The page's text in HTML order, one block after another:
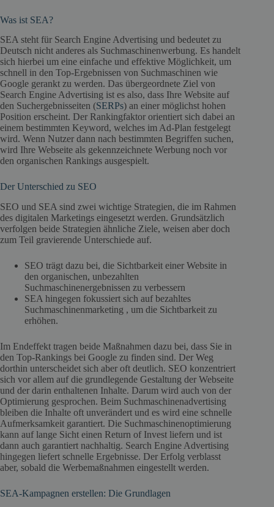
Was ist SEA?
SEA steht für Search Engine Advertising und bedeutet zu
Deutsch nicht anderes als Suchmaschinenwerbung. Es handelt
sich hierbei um eine einfache und effektive Möglichkeit, um
schnell in den Top-Ergebnissen von Suchmaschinen wie
Google gerankt zu werden. Das übergeordnete Ziel von
Search Engine Advertising ist es also, dass Ihre Website auf
den Suchergebnisseiten (SERPs) an einer möglichst hohen
Position erscheint. Der Rankingfaktor orientiert sich dabei an
einem bestimmten Keyword, welches im Ad-Plan festgelegt
wird. Wenn Nutzer dann nach bestimmten Begriffen suchen,
wird Ihre Webseite als gekennzeichnete Werbung noch vor
den organischen Rankings ausgespielt.
Der Unterschied zu SEO
SEO und SEA sind zwei wichtige Strategien, die im Rahmen
des digitalen Marketings eingesetzt werden. Grundsätzlich
verfolgen beide Strategien ähnliche Ziele, weisen aber doch
zum Teil gravierende Unterschiede auf.
SEO trägt dazu bei, die Sichtbarkeit einer Website in
den organischen, unbezahlten
Suchmaschinenergebnissen zu verbessern
SEA hingegen fokussiert sich auf bezahltes
Suchmaschinenmarketing , um die Sichtbarkeit zu
erhöhen.
Im Endeffekt tragen beide Maßnahmen dazu bei, dass Sie in
den Top-Rankings bei Google zu finden sind. Der Weg
dorthin unterscheidet sich aber oft deutlich. SEO konzentriert
sich vor allem auf die grundlegende Gestaltung der Webseite
und der darin enthaltenen Inhalte. Darum wird auch von der
Optimierung gesprochen. Beim Suchmaschinenadvertising
bleiben die Inhalte oft unverändert und es wird eine schnelle
Aufmerksamkeit garantiert. Die Suchmaschinenoptimierung
kann auf lange Sicht einen Return of Invest liefern und ist
dann auch garantiert nachhaltig. Search Engine Advertising
hingegen liefert schnelle Ergebnisse. Der Erfolg verblasst
aber, sobald die Werbemaßnahmen eingestellt werden.
SEA-Kampagnen erstellen: Die Grundlagen